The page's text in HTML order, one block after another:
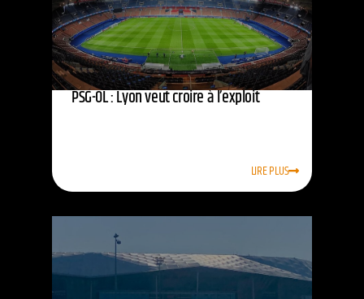
PSG-OL : Lyon veut croire à l’exploit
LIRE PLUS